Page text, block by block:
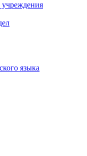
учреждения
языка